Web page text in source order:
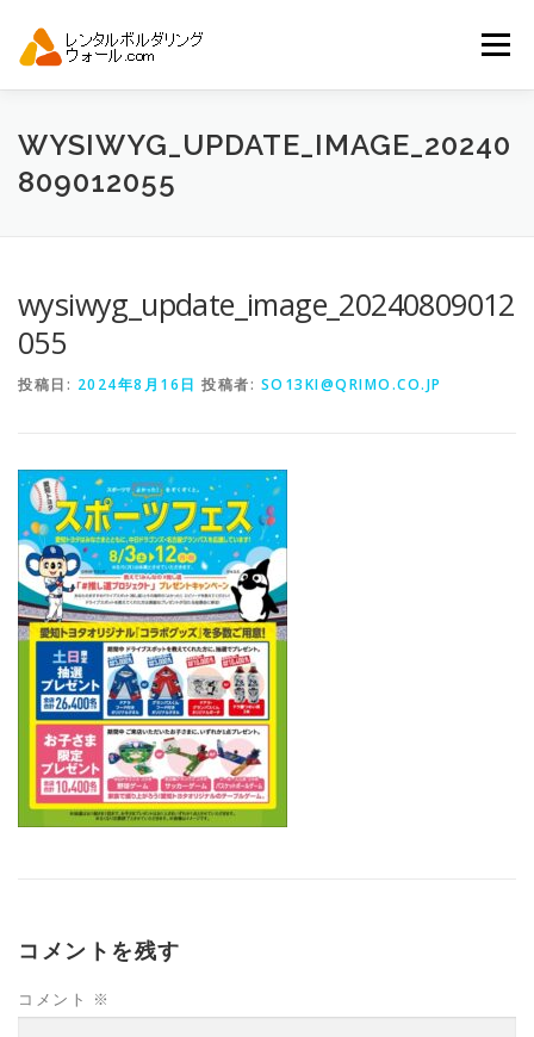
メニュー
トップ 自動見積り 商品一覧
WYSIWYG_UPDATE_IMAGE_20240
809012055
wysiwyg_update_image_20240809012
055
投稿日: 2024年8月16日 投稿者: SO13KI@QRIMO.CO.JP
コメントを残す
コメント ※